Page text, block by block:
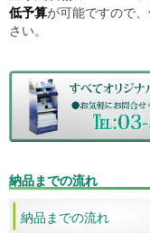
低予算が可能ですので
さい。
納品までの流れ
納品までの流れ